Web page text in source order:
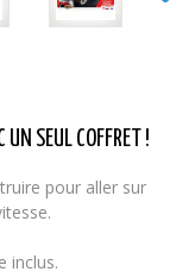
UN SEUL COFFRET !
pour aller sur
inclus.